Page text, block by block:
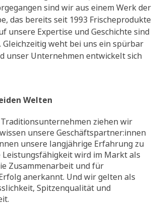
sind wir aus einem Werk der
das bereits seit 1993 Frischeprodukte
unsere Expertise und Geschichte sind
Gleichzeitig weht bei uns ein spürbar
unser Unternehmen entwickelt sich
Welten
ziehen wir
unsere Geschäftspartner:innen
unsere langjährige Erfahrung zu
Leistungsfähigkeit wird im Markt als
Zusammenarbeit und für
anerkannt. Und wir gelten als
Spitzenqualität und